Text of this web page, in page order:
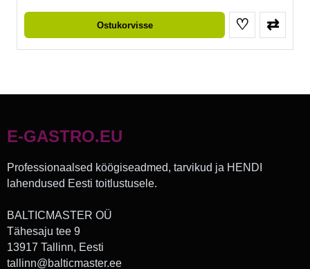
Ostukorvisse ♡ ⇄
E-GASTRO.EU
Professionaalsed köögiseadmed, tarvikud ja HENDI
lahendused Eesti toitlustusele.
BALTICMASTER OÜ
Tähesaju tee 9
13917 Tallinn, Eesti
tallinn@balticmaster.ee